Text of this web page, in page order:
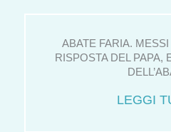
ABATE FARIA.
RISPOSTA DEL PAPA,
LEGGI